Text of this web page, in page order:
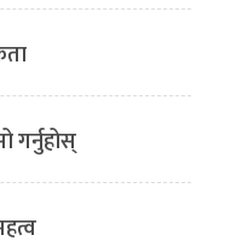
गर्नुहोस्